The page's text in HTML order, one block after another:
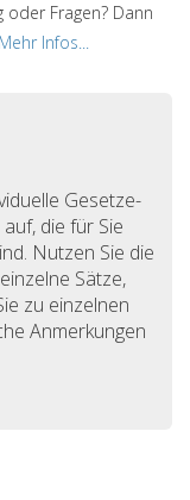
Fragen? Dann
Mehr Infos...
Gesetze-
die für Sie
Nutzen Sie die
Sätze,
zu einzelnen
Anmerkungen